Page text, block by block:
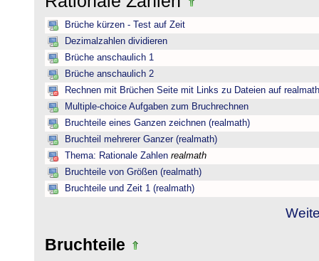
Brüche kürzen - Test auf Zeit
Dezimalzahlen dividieren
Brüche anschaulich 1
Brüche anschaulich 2
Rechnen mit Brüchen Seite mit Links zu Dateien auf
Multiple-choice Aufgaben zum Bruchrechnen
Bruchteile eines Ganzen zeichnen (realmath)
Bruchteil mehrerer Ganzer (realmath)
Thema: Rationale Zahlen realmath
Bruchteile von Größen (realmath)
Bruchteile und Zeit 1 (realmath)
Bruchteile